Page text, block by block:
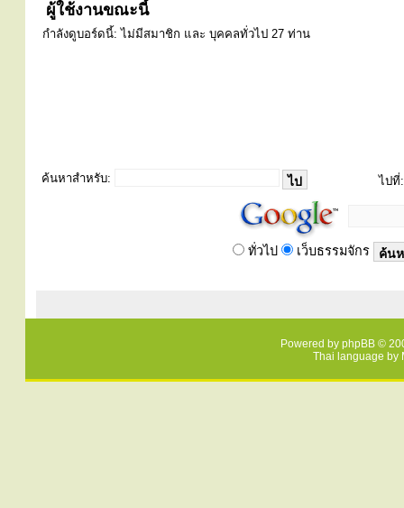
ผู้ใช้งานขณะนี้
กำลังดูบอร์ดนี้: ไม่มีสมาชิก และ บุคคลทั่วไป 27 ท่าน
ค้นหาสำหรับ: ไปที่:
ทั่วไป เว็บธรรมจักร
Powered by phpBB ©
Thai language by